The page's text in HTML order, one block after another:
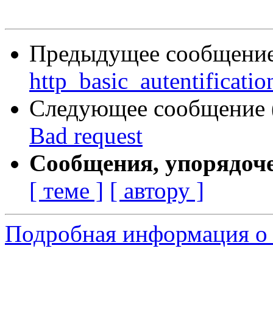
Предыдущее
Следующее сообщение
Bad request
Сообщения,
[ теме ] [ автору ]
Подробная информация